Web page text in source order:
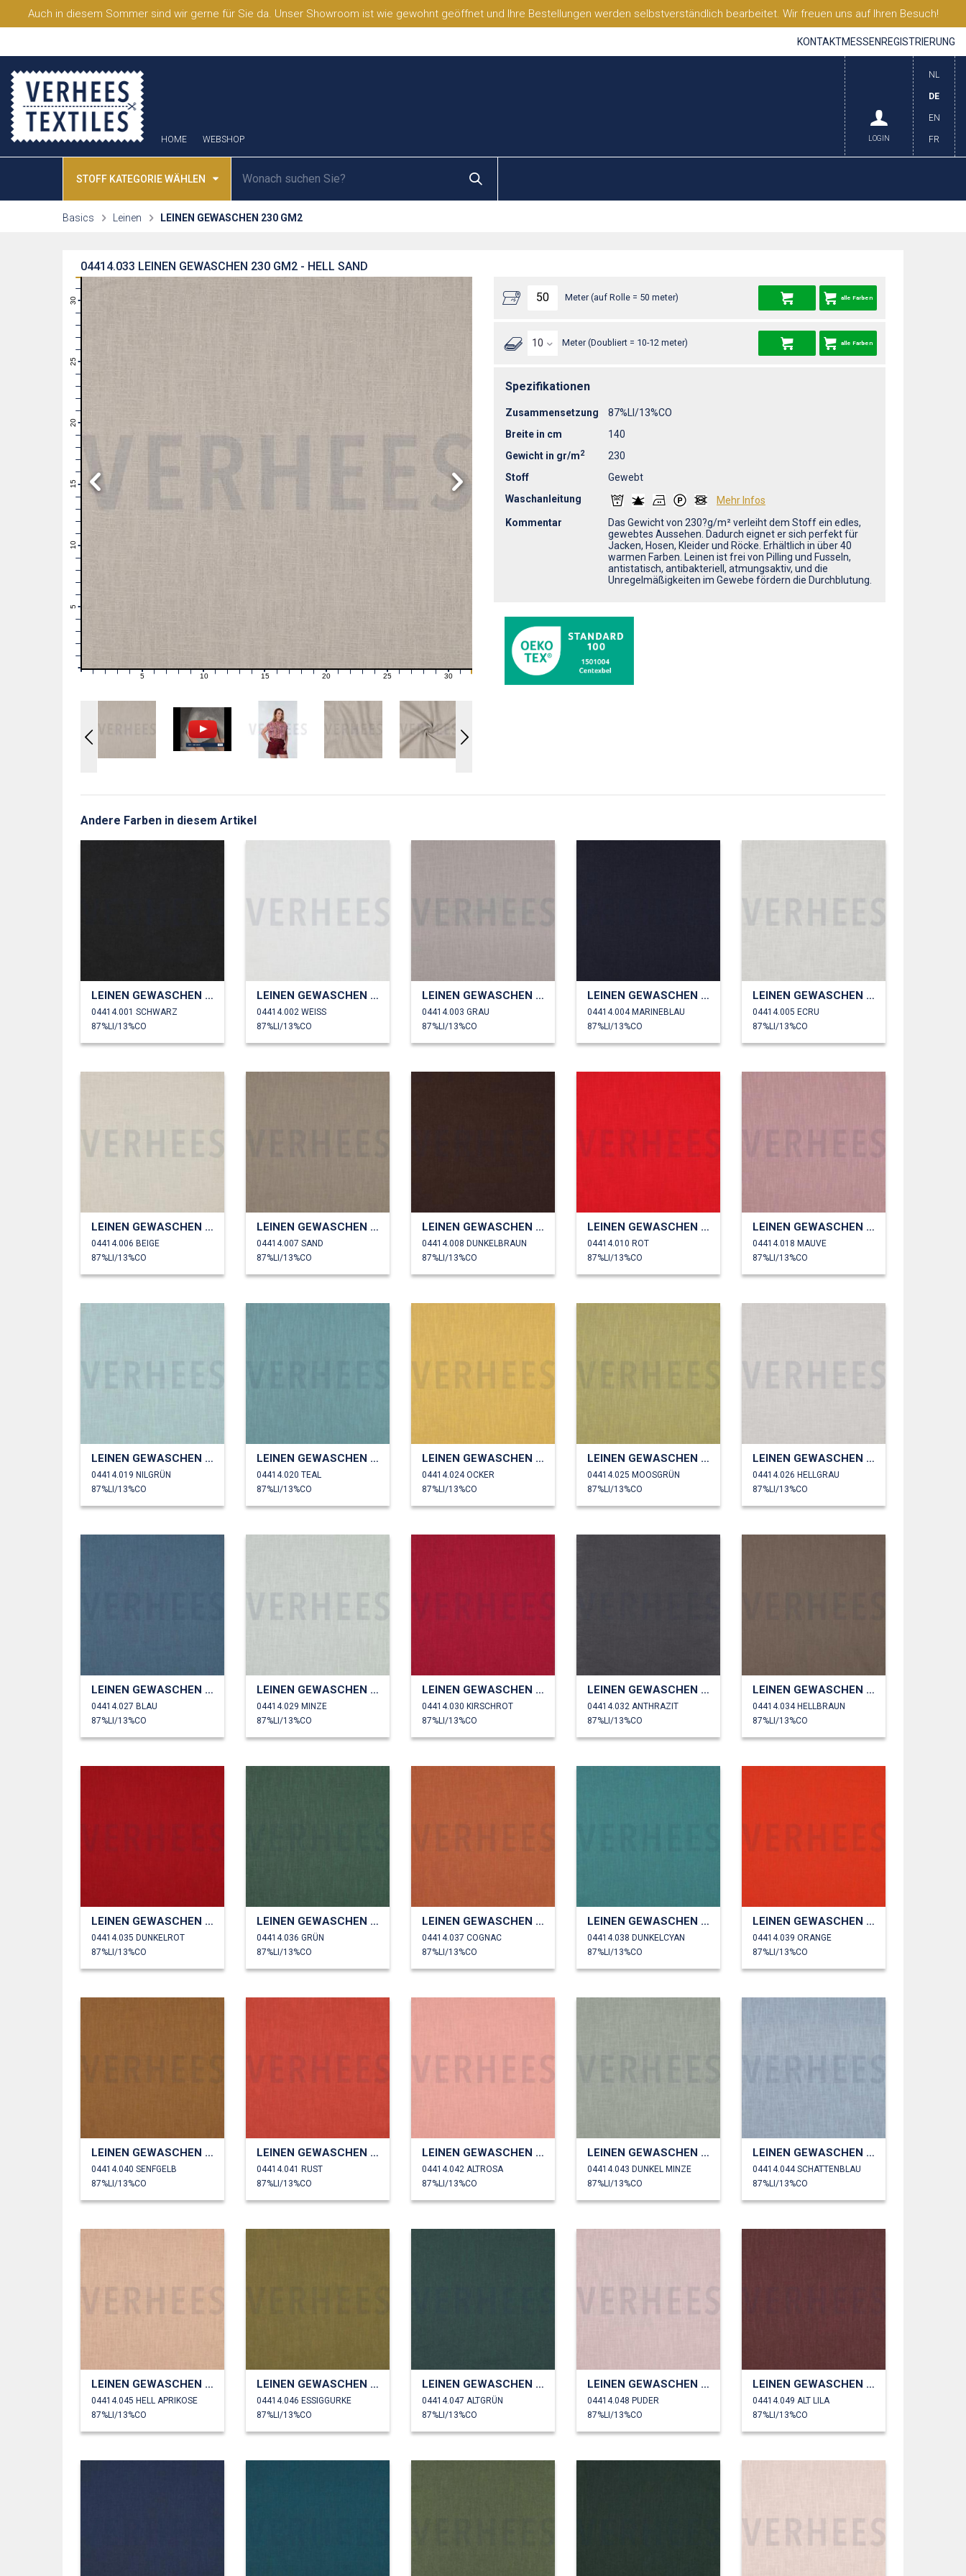
Auch in diesem Sommer sind wir gerne für Sie da. Unser Showroom ist wie gewohnt geöffnet und Ihre Bestellungen werden selbstverständlich bearbeitet. Wir freuen uns auf Ihren Besuch!
KONTAKTMESSEN REGISTRIERUNG
HOME WEBSHOP
NL
DE
EN
FR
LOGIN
STOFF KATEGORIE WÄHLEN
Basics Leinen LEINEN GEWASCHEN 230 GM2
LEINEN GEWASCHEN 230 GM2 - HELL SAND
04414.033
10
11
12
13
14
15
16
17
18
19
20
21
22
23
24
25
26
27
28
29
30
1 2 3 4 6 7 8 9 11 12 13 14 16 17 18 19 20 21 22 23 24 26 27 28 29 31
Meter (auf Rolle = 50 meter) alle Farben
Meter (Doubliert = 10-12 meter) alle Farben
Spezifikationen
Zusammensetzung
87%LI/13%CO
Breite in cm
140
Gewicht in gr/m2
230
Stoff
Gewebt
Waschanleitung
Mehr Infos
Kommentar
Das Gewicht von 230?g/m² verleiht dem Stoff ein edles,
gewebtes Aussehen. Dadurch eignet er sich perfekt für
Jacken, Hosen, Kleider und Röcke. Erhältlich in über 40
warmen Farben. Leinen ist frei von Pilling und Fusseln,
antistatisch, antibakteriell, atmungsaktiv, und die
Unregelmäßigkeiten im Gewebe fördern die Durchblutung.
Andere Farben in diesem Artikel
LEINEN GEWASCHEN 230 GM2
04414.001 SCHWARZ
87%LI/13%CO
LEINEN GEWASCHEN 230 GM2
04414.002 WEISS
87%LI/13%CO
LEINEN GEWASCHEN 230 GM2
04414.003 GRAU
87%LI/13%CO
LEINEN GEWASCHEN 230 GM2
04414.004 MARINEBLAU
87%LI/13%CO
LEINEN GEWASCHEN 230 GM2
04414.005 ECRU
87%LI/13%CO
LEINEN GEWASCHEN 230 GM2
04414.006 BEIGE
87%LI/13%CO
LEINEN GEWASCHEN 230 GM2
04414.007 SAND
87%LI/13%CO
LEINEN GEWASCHEN 230 GM2
04414.008 DUNKELBRAUN
87%LI/13%CO
LEINEN GEWASCHEN 230 GM2
04414.010 ROT
87%LI/13%CO
LEINEN GEWASCHEN 230 GM2
04414.018 MAUVE
87%LI/13%CO
LEINEN GEWASCHEN 230 GM2
04414.019 NILGRÜN
87%LI/13%CO
LEINEN GEWASCHEN 230 GM2
04414.020 TEAL
87%LI/13%CO
LEINEN GEWASCHEN 230 GM2
04414.024 OCKER
87%LI/13%CO
LEINEN GEWASCHEN 230 GM2
04414.025 MOOSGRÜN
87%LI/13%CO
LEINEN GEWASCHEN 230 GM2
04414.026 HELLGRAU
87%LI/13%CO
LEINEN GEWASCHEN 230 GM2
04414.027 BLAU
87%LI/13%CO
LEINEN GEWASCHEN 230 GM2
04414.029 MINZE
87%LI/13%CO
LEINEN GEWASCHEN 230 GM2
04414.030 KIRSCHROT
87%LI/13%CO
LEINEN GEWASCHEN 230 GM2
04414.032 ANTHRAZIT
87%LI/13%CO
LEINEN GEWASCHEN 230 GM2
04414.034 HELLBRAUN
87%LI/13%CO
LEINEN GEWASCHEN 230 GM2
04414.035 DUNKELROT
87%LI/13%CO
LEINEN GEWASCHEN 230 GM2
04414.036 GRÜN
87%LI/13%CO
LEINEN GEWASCHEN 230 GM2
04414.037 COGNAC
87%LI/13%CO
LEINEN GEWASCHEN 230 GM2
04414.038 DUNKELCYAN
87%LI/13%CO
LEINEN GEWASCHEN 230 GM2
04414.039 ORANGE
87%LI/13%CO
LEINEN GEWASCHEN 230 GM2
04414.040 SENFGELB
87%LI/13%CO
LEINEN GEWASCHEN 230 GM2
04414.041 RUST
87%LI/13%CO
LEINEN GEWASCHEN 230 GM2
04414.042 ALTROSA
87%LI/13%CO
LEINEN GEWASCHEN 230 GM2
04414.043 DUNKEL MINZE
87%LI/13%CO
LEINEN GEWASCHEN 230 GM2
04414.044 SCHATTENBLAU
87%LI/13%CO
LEINEN GEWASCHEN 230 GM2
04414.045 HELL APRIKOSE
87%LI/13%CO
LEINEN GEWASCHEN 230 GM2
04414.046 ESSIGGURKE
87%LI/13%CO
LEINEN GEWASCHEN 230 GM2
04414.047 ALTGRÜN
87%LI/13%CO
LEINEN GEWASCHEN 230 GM2
04414.048 PUDER
87%LI/13%CO
LEINEN GEWASCHEN 230 GM2
04414.049 ALT LILA
87%LI/13%CO